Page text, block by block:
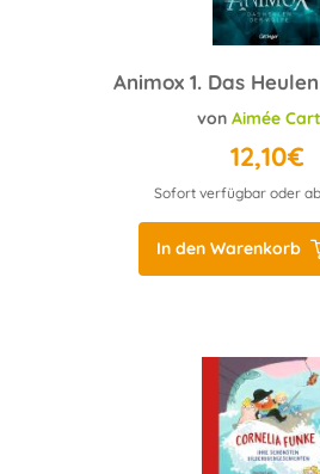
Animox 1. Das
von Aimée
12,10€
Sofort verfügbar oder
In den Warenkorb